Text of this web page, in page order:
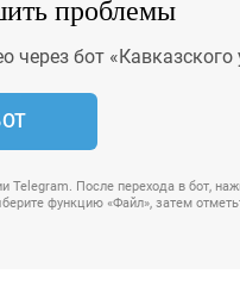
проблемы
бот «Кавказского
Telegram. После перехода в бот,
функцию «Файл», затем